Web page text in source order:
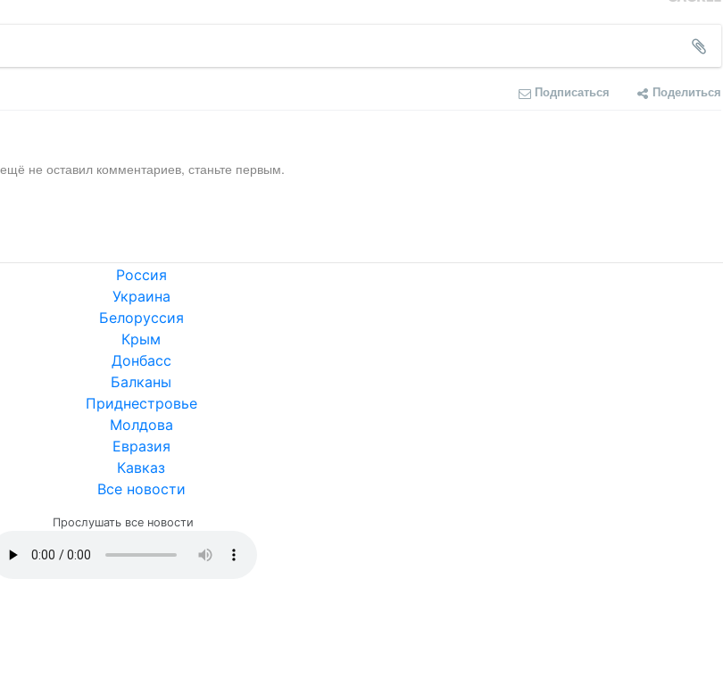
Подписаться Поделиться
не оставил комментариев, станьте первым.
Россия
Украина
Белоруссия
Крым
Донбасс
Балканы
Приднестровье
Молдова
Евразия
Кавказ
Все новости
Прослушать все новости